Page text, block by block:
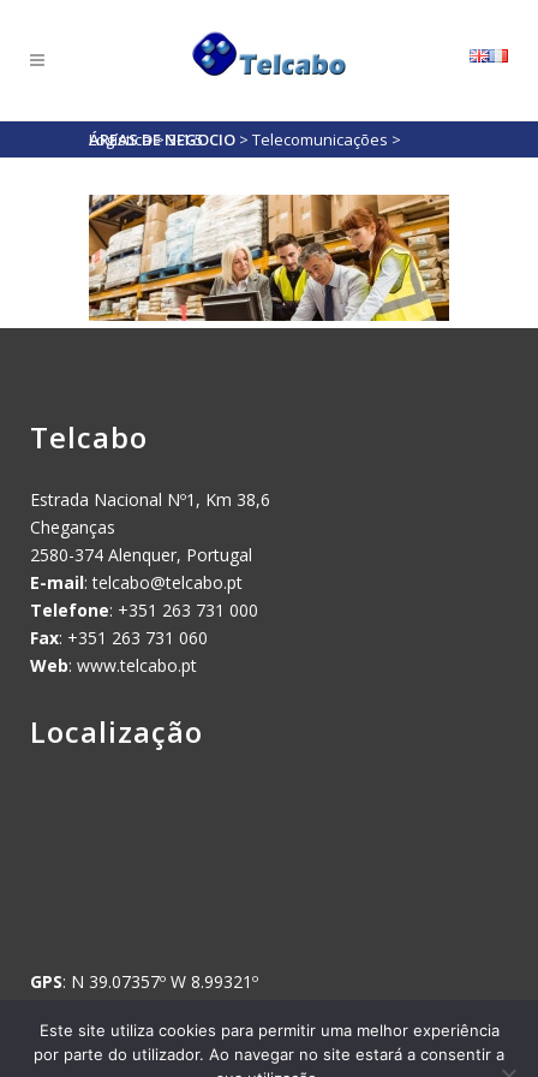
ÁREAS DE NEGOCIO > Telecomunicações >
Logística>3-1-5
Telcabo
Estrada Nacional Nº1, Km 38,6
Cheganças
2580-374 Alenquer, Portugal
E-mail:telcabo@telcabo.pt
Telefone: +351 263 731 000
Fax: +351 263 731 060
Web: www.telcabo.pt
Localização
GPS: N 39.07357º W 8.99321º
Este site utiliza cookies para permitir uma melhor experiência
por parte do utilizador. Ao navegar no site estará a consentir a